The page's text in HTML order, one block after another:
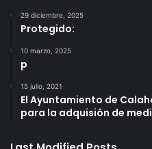
29 diciembre, 2025
Protegido:
10 marzo, 2025
p
15 julio, 2021
El Ayuntamiento de
para la adquisión de